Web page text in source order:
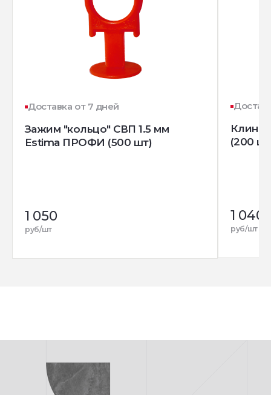
Доставка от 7 дней
Зажим "кольцо" СВП 1.5 мм
Estima ПРОФИ (500 шт)
1 050
руб/шт
Клин
(200
1 040
руб/шт